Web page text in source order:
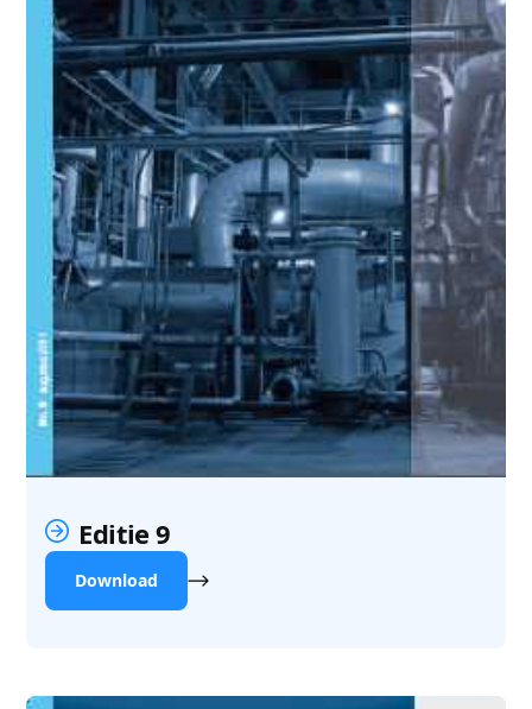
Editie 9
Download